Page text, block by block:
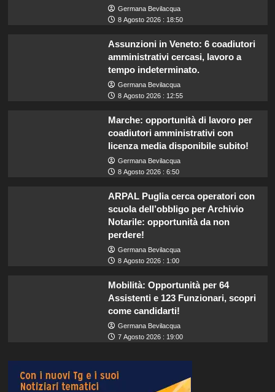
Germana Bevilacqua
8 Agosto 2026 : 18:50
Assunzioni in Veneto: 6 coadiutori
amministrativi cercasi, lavoro a
tempo indeterminato.
Germana Bevilacqua
8 Agosto 2026 : 12:55
Marche: opportunità di lavoro per
coadiutori amministrativi con
licenza media disponibile subito!
Germana Bevilacqua
8 Agosto 2026 : 6:50
ARPAL Puglia cerca operatori con
scuola dell’obbligo per Archivio
Notarile: opportunità da non
perdere!
Germana Bevilacqua
8 Agosto 2026 : 1:00
Mobilità: Opportunità per 64
Assistenti e 123 Funzionari, scopri
come candidarti!
Germana Bevilacqua
7 Agosto 2026 : 19:00